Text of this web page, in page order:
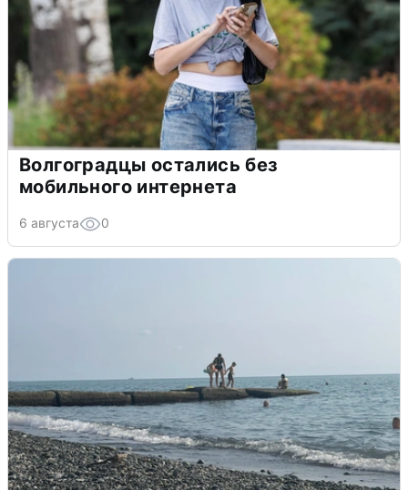
Волгоградцы остались без
мобильного интернета
6 августа 0